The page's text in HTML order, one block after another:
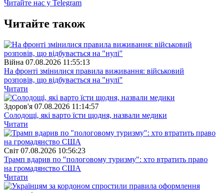
Читайте нас у Telegram
Читайте також
Війна 07.08.2026 11:55:13
На фронті змінилися правила виживання: військовий
розповів, що відбувається на "нулі"
Читати
Здоров'я 07.08.2026 11:14:57
Солодощі, які варто їсти щодня, назвали медики
Читати
Свiт 07.08.2026 10:56:23
Трамп вдарив по "пологовому туризму": хто втратить право
на громадянство США
Читати